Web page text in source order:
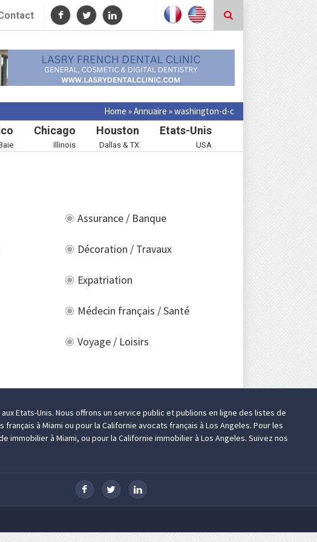
Home »Annuaire »washington-d-c
Chicago
Illinois
Houston
Dallas & TX
Etats-Unis
USA
Assurance / Banque
Décoration / Travaux
Expatriation
Médecin français / Santé
Voyage / Loisirs
Etats-Unis. Nous offrons un service public et publions en ligne des listes de
français à Miami ou pour la Californie avocats français à Los Angeles. Pour les
immobilier à Miami, ou pour la Californieimmobilier à Los Angeles. Suivez nos